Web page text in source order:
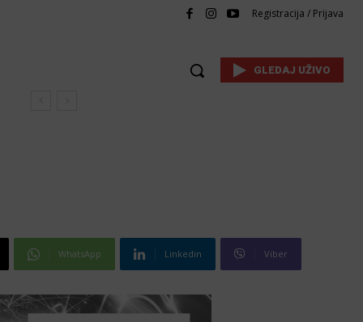
Registracija / Prijava
GLEDAJ UŽIVO
WhatsApp Linkedin Viber